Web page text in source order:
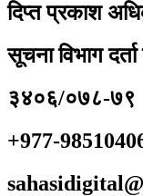
दिप्त प्रकाश
सूचना विभाग
३४०६/०७८-७९
+977-